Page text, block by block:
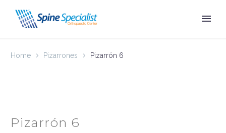
Home Pizarrones Pizarrón 6
Pizarrón 6